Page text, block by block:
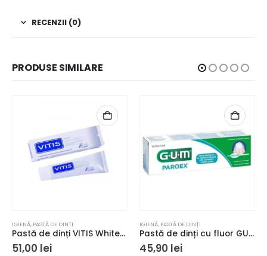
RECENZII (0)
PRODUSE SIMILARE
IGIENĂ, PASTĂ DE DINȚI
Pastă de dinți VITIS Whitening Toothpaste 100ml
51,00 lei
IGIENĂ, PASTĂ DE DINȚI
Pastă de dinți cu fluor GUM Paroex acțiune cotidiană 75 ml
45,90 lei